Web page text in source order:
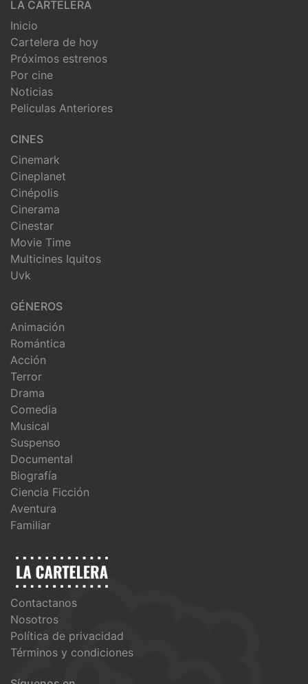
LA CARTELERA
Inicio
Cartelera de hoy
Próximos estrenos
Por cine
Noticias
Peliculas Anteriores
CINES
Cinemark
Cineplanet
Cinépolis
Cinerama
Cinestar
Movie Time
Multicines Iquitos
Uvk
GÉNEROS
Animación
Romántica
Acción
Terror
Drama
Comedia
Musical
Suspenso
Documental
Biografía
Ciencia Ficción
Aventura
Familiar
Contactanos
Nosotros
Política de privacidad
Términos y condiciones